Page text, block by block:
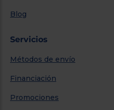
Blog
Servicios
Métodos de envío
Financiación
Promociones